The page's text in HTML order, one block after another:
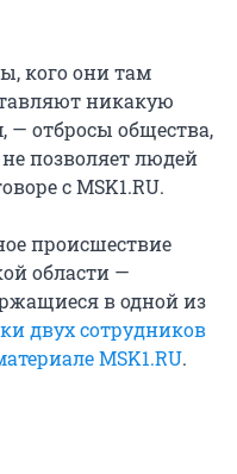
кого они там
никакую
отбросы общества,
позволяет людей
с MSK1.RU.
происшествие
области —
в одной из
двух сотрудников
MSK1.RU.